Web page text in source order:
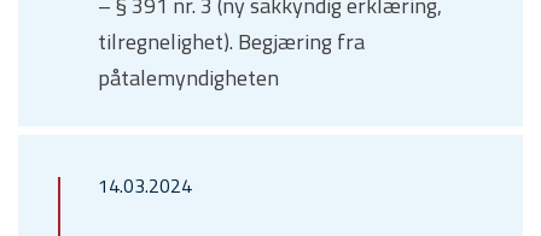
tilregnelighet). Begjæring fra
påtalemyndigheten
14.03.2024